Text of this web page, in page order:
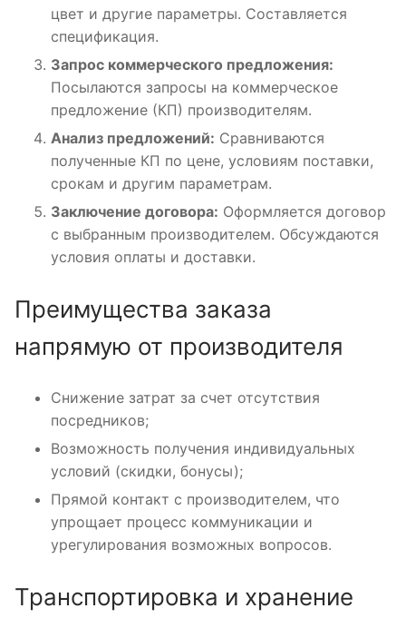
цвет и другие параметры. Составляется
спецификация.
Запрос коммерческого предложения:
Посылаются запросы на коммерческое
предложение (КП) производителям.
Анализ предложений: Сравниваются
полученные КП по цене, условиям поставки,
срокам и другим параметрам.
Заключение договора: Оформляется договор
с выбранным производителем. Обсуждаются
условия оплаты и доставки.
Преимущества заказа
напрямую от производителя
Снижение затрат за счет отсутствия
посредников;
Возможность получения индивидуальных
условий (скидки, бонусы);
Прямой контакт с производителем, что
упрощает процесс коммуникации и
урегулирования возможных вопросов.
Транспортировка и хранение